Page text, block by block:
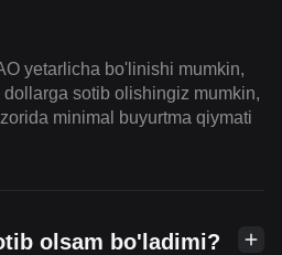
yetarlicha bo'linishi mumkin,
sotib olishingiz mumkin,
minimal buyurtma qiymati
olsam bo'ladimi?